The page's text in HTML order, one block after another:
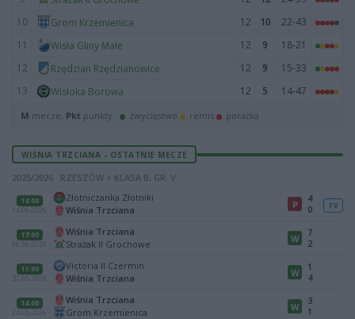
10
Grom Krzemienica 12 10
22-43
11
Wisła Gliny Małe 12 9
18-21
12
Rzędzian Rzędzianowice 12 9
15-33
13
Wisłoka Borowa 12 5 14-47
M mecze, Pkt punkty · zwycięstwo remis porażka
WIŚNIA TRZCIANA - OSTATNIE MECZE
2025/2026 · RZESZÓW > KLASA B, GR. V
14:00
14.06.2026
Złotniczanka Złotniki
Wiśnia Trzciana
P
4
0
TV
17:00
06.06.2026
Wiśnia Trzciana
Strażak II Grochowe
W
7
2
11:00
31.05.2026
Victoria II Czermin
Wiśnia Trzciana
W
1
4
14:00
24.05.2026
Wiśnia Trzciana
Grom Krzemienica
W
3
1